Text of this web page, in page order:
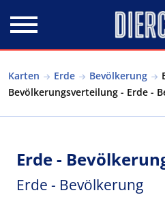
Karten Erde Bevölkerung
Bevölkerungsverteilung - Erde -
Erde -
Erde - Bevölkerung